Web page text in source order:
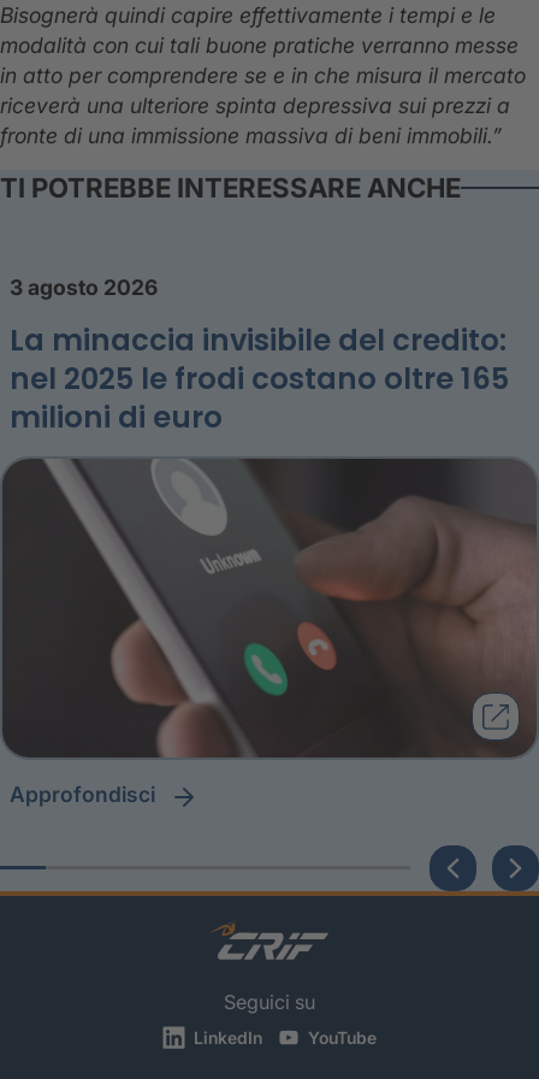
Bisognerà quindi capire effettivamente i tempi e le
modalità con cui tali buone pratiche verranno messe
in atto per comprendere se e in che misura il mercato
riceverà una ulteriore spinta depressiva sui prezzi a
fronte di una immissione massiva di beni immobili.”
TI POTREBBE INTERESSARE ANCHE
3 agosto 2026
La minaccia invisibile del credito:
nel 2025 le frodi costano oltre 165
milioni di euro
approfondisci
Seguici su
LinkedIn YouTube